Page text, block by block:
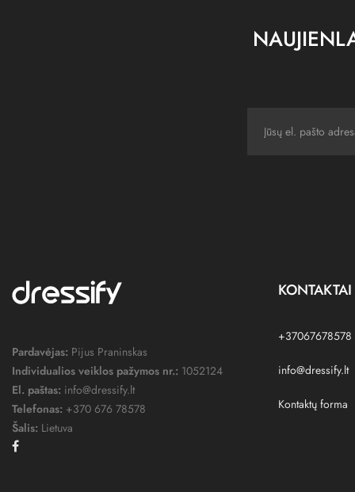
Pardavėjas: Pijus Praninskas
Individualios veiklos pažymos nr.: 1052124
El. paštas: info@dressify.lt
Telefonas: +370 676 78578
Šalis: Lietuva
KONTAKTAI
+37067678578
info@dressify.lt
Kontaktų forma